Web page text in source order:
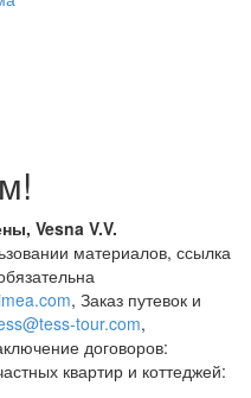
Vesna V.V.
материалов, ссылка
, Заказ путевок и
tour.com,
договоров:
квартир и коттеджей: